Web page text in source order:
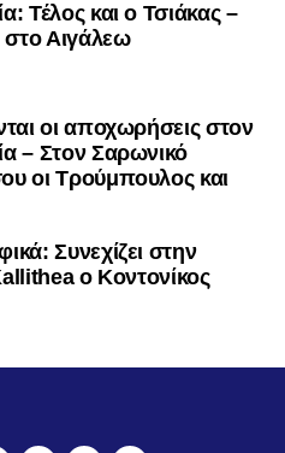
Τέλος και ο Τσιάκας –
στο Αιγάλεω
οι αποχωρήσεις στον
– Στον Σαρωνικό
οι Τρούμπουλος και
Συνεχίζει στην
ο Κοντονίκος